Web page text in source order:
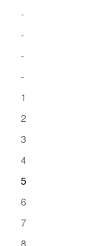
-
-
-
-
1
2
3
4
5
6
7
8